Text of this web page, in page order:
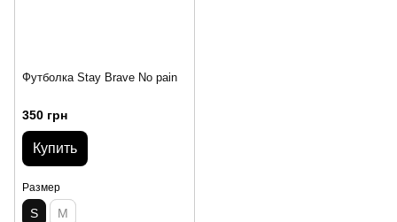
Футболка Stay Brave No pain
350 грн
Купить
Размер
S M